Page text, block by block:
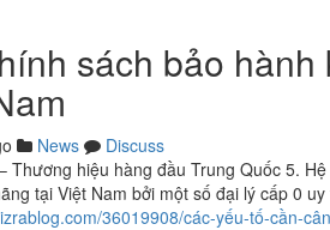
sách bảo
News
Discuss
Thương hiệu hàng đầu Trung Quốc 5.
tại Việt Nam bởi một số đại lý cấp 0
36019908/các-yếu-tố-cần-